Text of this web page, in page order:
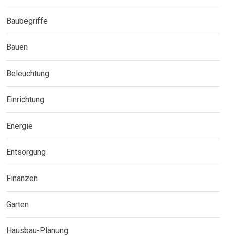
Baubegriffe
Bauen
Beleuchtung
Einrichtung
Energie
Entsorgung
Finanzen
Garten
Hausbau-Planung